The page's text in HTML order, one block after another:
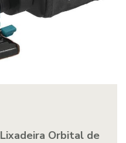
Lixadeira Orbital de